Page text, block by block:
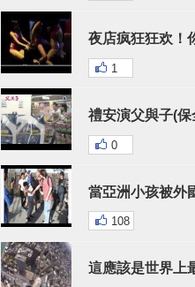
夜店疯狂狂欢！
1
禮安演父與子(保
0
108
這應該是世界上